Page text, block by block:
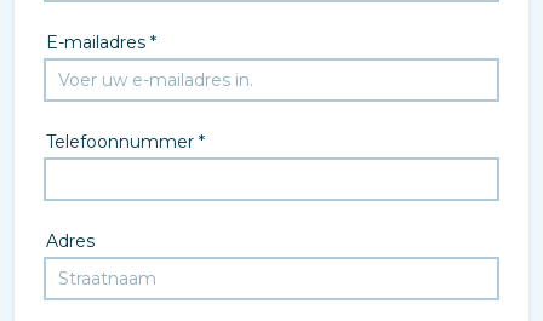
E-mailadres *
Telefoonnummer *
Adres